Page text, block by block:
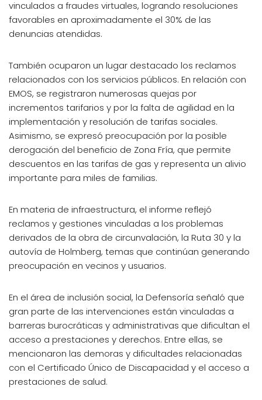
vinculados a fraudes virtuales, logrando resoluciones
favorables en aproximadamente el 30% de las
denuncias atendidas.
También ocuparon un lugar destacado los reclamos
relacionados con los servicios públicos. En relación con
EMOS, se registraron numerosas quejas por
incrementos tarifarios y por la falta de agilidad en la
implementación y resolución de tarifas sociales.
Asimismo, se expresó preocupación por la posible
derogación del beneficio de Zona Fría, que permite
descuentos en las tarifas de gas y representa un alivio
importante para miles de familias.
En materia de infraestructura, el informe reflejó
reclamos y gestiones vinculadas a los problemas
derivados de la obra de circunvalación, la Ruta 30 y la
autovía de Holmberg, temas que continúan generando
preocupación en vecinos y usuarios.
En el área de inclusión social, la Defensoría señaló que
gran parte de las intervenciones están vinculadas a
barreras burocráticas y administrativas que dificultan el
acceso a prestaciones y derechos. Entre ellas, se
mencionaron las demoras y dificultades relacionadas
con el Certificado Único de Discapacidad y el acceso a
prestaciones de salud.